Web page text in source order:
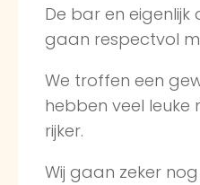
De bar en eigenlijk
gaan respectvol
We troffen een
hebben veel leuke
rijker.
Wij gaan zeker